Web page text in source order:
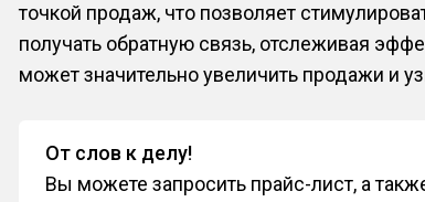
точкой продаж, что позволяет
получать обратную связь, отслеживая
может значительно увеличить продажи и
От слов к делу!
Вы можете запросить прайс-лист, а